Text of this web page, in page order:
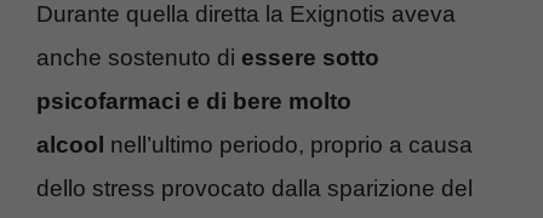
Durante quella diretta la Exignotis aveva
anche sostenuto di essere sotto
psicofarmaci e di bere molto
alcool nell’ultimo periodo, proprio a causa
dello stress provocato dalla sparizione del